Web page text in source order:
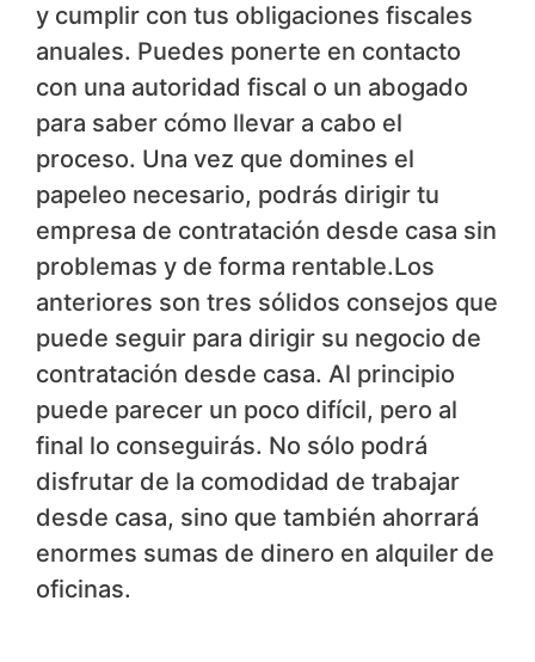
y cumplir con tus obligaciones fiscales
anuales. Puedes ponerte en contacto
con una autoridad fiscal o un abogado
para saber cómo llevar a cabo el
proceso. Una vez que domines el
papeleo necesario, podrás dirigir tu
empresa de contratación desde casa sin
problemas y de forma rentable.Los
anteriores son tres sólidos consejos que
puede seguir para dirigir su negocio de
contratación desde casa. Al principio
puede parecer un poco difícil, pero al
final lo conseguirás. No sólo podrá
disfrutar de la comodidad de trabajar
desde casa, sino que también ahorrará
enormes sumas de dinero en alquiler de
oficinas.